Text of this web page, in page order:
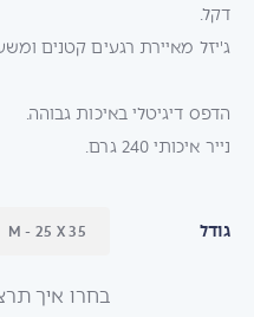
דקל.
ג'יזל מאיירת רגעים קטנים
הדפס דיגיטלי באיכות גבוהה.
נייר איכותי 240 גרם.
גודל
בחרו איך